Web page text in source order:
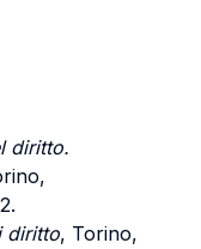
diritto.
diritto, Torino,